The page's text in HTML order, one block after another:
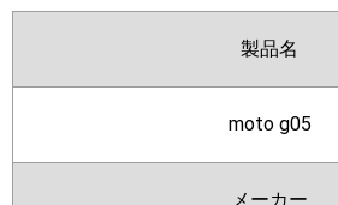
製品名
moto g05
メーカー